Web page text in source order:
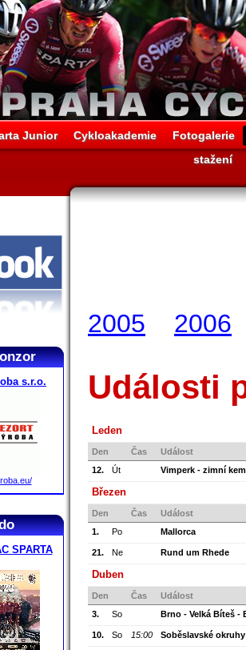
Junior Cykloakademie
Fotogalerie
stažení
s.r.o.
SPARTA
2005 2006
Události
Leden
Den Čas
Událost
12.
Út Vimperk - zimní
Březen
Den Čas
Událost
1.
Po Mallorca
21. Ne Rund um Rhede
Duben
Den Čas
Událost
3.
So Brno - Velká Bíteš -
10. So 15:00 Soběslavské okruhy